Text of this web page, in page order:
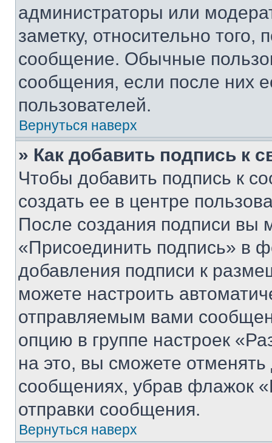
администраторы или
заметку, относительно
сообщение. Обычные
сообщения, если после них
пользователей.
Вернуться наверх
» Как добавить подпись к
Чтобы добавить подпись к
создать ее в центре
После создания подписи вы
«Присоединить подпись» в
добавления подписи к
можете настроить
отправляемым вами
опцию в группе настроек
на это, вы сможете
сообщениях, убрав флажок
отправки сообщения.
Вернуться наверх